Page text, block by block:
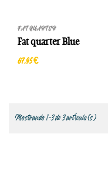
FAT QUARTER
Fat quarter Blue
67,95 €
Mostrando 1-3 de 3 artículo(s)